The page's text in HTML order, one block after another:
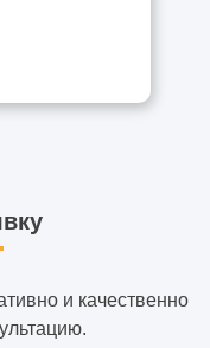
и качественно